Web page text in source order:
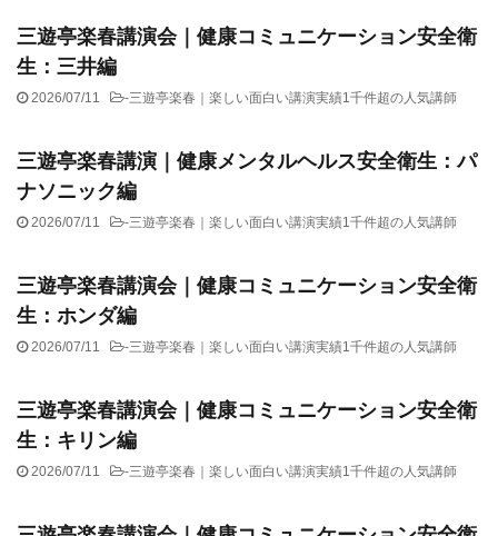
三遊亭楽春講演会｜健康コミュニケーション安全衛
生：三井編
2026/07/11 -三遊亭楽春｜楽しい面白い講演実績1千件超の人気講師
三遊亭楽春講演｜健康メンタルヘルス安全衛生：パ
ナソニック編
2026/07/11 -三遊亭楽春｜楽しい面白い講演実績1千件超の人気講師
三遊亭楽春講演会｜健康コミュニケーション安全衛
生：ホンダ編
2026/07/11 -三遊亭楽春｜楽しい面白い講演実績1千件超の人気講師
三遊亭楽春講演会｜健康コミュニケーション安全衛
生：キリン編
2026/07/11 -三遊亭楽春｜楽しい面白い講演実績1千件超の人気講師